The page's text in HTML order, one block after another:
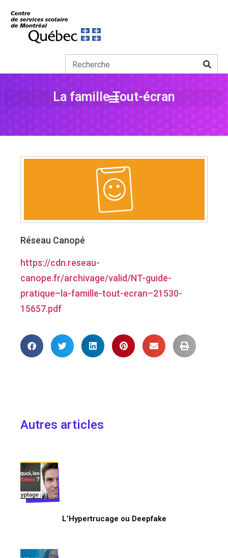
La famille Tout-écran
Réseau Canopé
https://cdn.reseau-
canope.fr/archivage/valid/NT-guide-
pratique–la-famille-tout-ecran–21530-
15657.pdf
Autres articles
L’Hypertrucage ou Deepfake